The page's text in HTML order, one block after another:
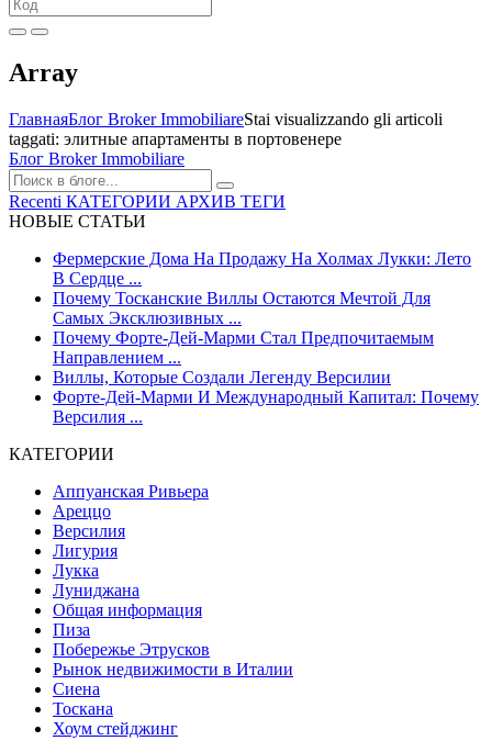
Array
ГлавнаяБлог Broker ImmobiliareStai visualizzando gli articoli
taggati: элитные апартаменты в портовенере
Блог Broker Immobiliare
Recenti КАТЕГОРИИ АРХИВ ТЕГИ
НОВЫЕ СТАТЬИ
Фермерские Дома На Продажу На Холмах Лукки: Лето
В Сердце ...
Почему Тосканские Виллы Остаются Мечтой Для
Самых Эксклюзивных ...
Почему Форте-Дей-Марми Стал Предпочитаемым
Направлением ...
Виллы, Которые Создали Легенду Версилии
Форте-Дей-Марми И Международный Капитал: Почему
Версилия ...
КАТЕГОРИИ
Аппуанская Ривьера
Ареццо
Версилия
Лигурия
Лукка
Луниджана
Общая информация
Пиза
Побережье Этрусков
Рынок недвижимости в Италии
Сиена
Тоскана
Хоум стейджинг